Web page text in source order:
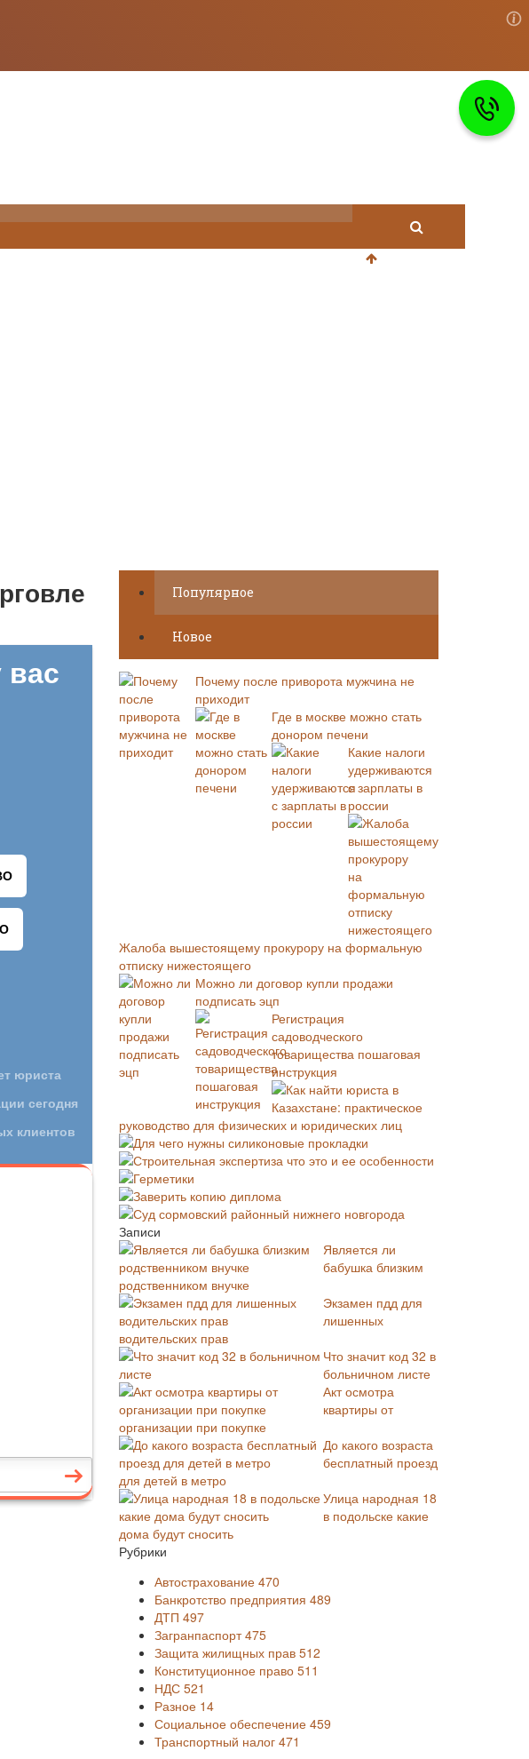
Популярное
Новое
Почему после приворота мужчина не
приходит
Где в москве можно стать
донором печени
Какие налоги
удерживаются
с зарплаты в
россии
Жалоба вышестоящему прокурору на формальную
отписку нижестоящего
Можно ли договор купли продажи
подписать эцп
Регистрация
садоводческого
товарищества пошаговая
инструкция
Как найти юриста в
Казахстане: практическое
руководство для физических и юридических лиц
Для чего нужны силиконовые прокладки
Строительная экспертиза что это и ее особенности
Герметики
Заверить копию диплома
Суд сормовский районный нижнего новгорода
Записи
Является ли
бабушка близким
родственником внучке
Экзамен пдд для
лишенных
водительских прав
Что значит код 32 в
больничном листе
Акт осмотра
квартиры от
организации при покупке
До какого возраста
бесплатный проезд
для детей в метро
Улица народная 18
в подольске какие
дома будут сносить
Рубрики
Автострахование 470
Банкротство предприятия 489
ДТП 497
Загранпаспорт475
Защита жилищных прав 512
Конституционное право 511
НДС 521
Разное 14
Социальное обеспечение 459
Транспортный налог 471